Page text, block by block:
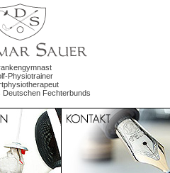
Physiotrainer
Deutschen Fechterbunds